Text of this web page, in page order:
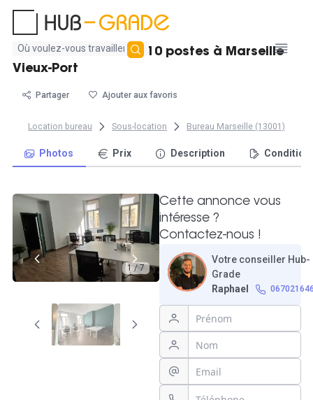
Aucun
résultat
Grand bureau fermé 10 postes à Marseille
Vieux-Port
Partager Ajouter aux favoris
Location bureau Sous-location Bureau Marseille (13001)
Photos Prix Description
1 / 7
Cette annonce vous
intéresse ?
Contactez-nous !
Votre conseiller Hub-
Grade
Raphael